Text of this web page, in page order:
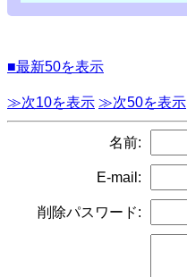
■最新50を表示
≫次10を表示 ≫次50を表示
名前:
E-mail:
削除パスワード: